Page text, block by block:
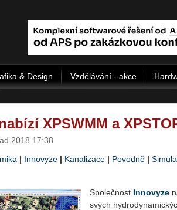
& Design Vzdělávání - akce
XPSWMM a
2018 17:38
| Innovyze | Kanalizace | Povodně |
Společnost Innovyze
svých